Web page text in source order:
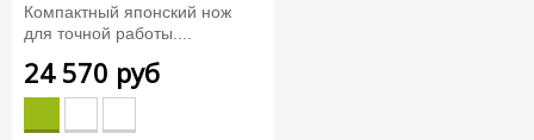
Компактный японский нож
для точной работы....
24 570 руб